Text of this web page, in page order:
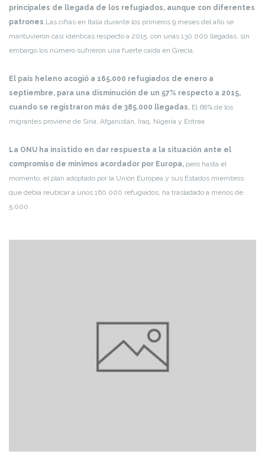
principales de llegada de los refugiados, aunque con diferentes
patrones .Las cifras en Italia durante los primeros 9 meses del año se
mantuvieron casi idénticas respecto a 2015, con unas 130.000 llegadas, sin
embargo los número sufrieron una fuerte caída en Grecia.
El país heleno acogió a 165.000 refugiados de enero a
septiembre, para una disminución de un 57% respecto a 2015,
cuando se registraron más de 385.000 llegadas. El 68% de los
migrantes proviene de Siria, Afganistán, Iraq, Nigeria y Eritrea.
La ONU ha insistido en dar respuesta a la situación ante el
compromiso de minimos acordador por Europa, pero hasta el
momento, el plan adoptado por la Unión Europea y sus Estados miembros
que debía reubicar a unos 160.000 refugiados, ha trasladado a menos de
5.000.